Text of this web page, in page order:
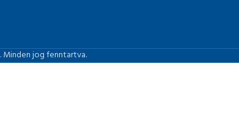
. Minden jog fenntartva.